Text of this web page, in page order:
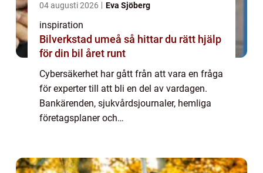
04 augusti 2026 Eva Sjöberg
inspiration
Bilverkstad umeå så hittar du rätt hjälp
för din bil året runt
Cybersäkerhet har gått från att vara en fråga
för experter till att bli en del av vardagen.
Bankärenden, sjukvårdsjournaler, hemliga
företagsplaner och
angreppen blir mer a...